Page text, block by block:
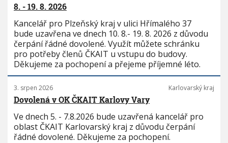
8. - 19. 8. 2026
Kancelář pro Plzeňský kraj v ulici Hřímalého 37
bude uzavřena ve dnech 10. 8.- 19. 8. 2026 z důvodu
čerpání řádné dovolené. Využít můžete schránku
pro potřeby členů ČKAIT u vstupu do budovy.
Děkujeme za pochopení a přejeme příjemné léto.
3. srpen 2026 Karlovarský kraj
Dovolená v OK ČKAIT Karlovy Vary
Ve dnech 5. - 7.8.2026 bude uzavřená kancelář pro
oblast ČKAIT Karlovarský kraj z důvodu čerpání
řádné dovolené. Děkujeme za pochopení.